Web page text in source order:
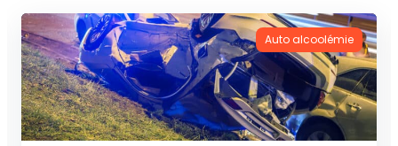
Auto alcoolémie